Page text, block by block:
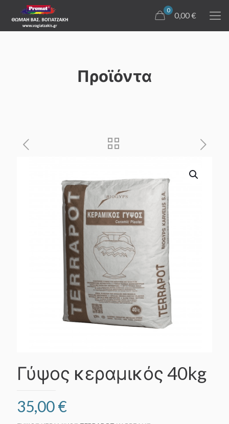
0
0,00 €
Προϊόντα
Γύψος κεραμικός 40kg
35,00€